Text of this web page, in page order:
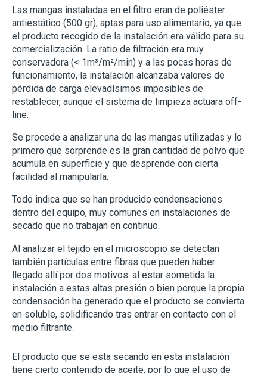
Las mangas instaladas en el filtro eran de poliéster
antiestático (500 gr), aptas para uso alimentario, ya que
el producto recogido de la instalación era válido para su
comercialización. La ratio de filtración era muy
conservadora (< 1m³/m²/min) y a las pocas horas de
funcionamiento, la instalación alcanzaba valores de
pérdida de carga elevadísimos imposibles de
restablecer, aunque el sistema de limpieza actuara off-
line.
Se procede a analizar una de las mangas utilizadas y lo
primero que sorprende es la gran cantidad de polvo que
acumula en superficie y que desprende con cierta
facilidad al manipularla.
Todo indica que se han producido condensaciones
dentro del equipo, muy comunes en instalaciones de
secado que no trabajan en continuo.
Al analizar el tejido en el microscopio se detectan
también partículas entre fibras que pueden haber
llegado allí por dos motivos: al estar sometida la
instalación a estas altas presión o bien porque la propia
condensación ha generado que el producto se convierta
en soluble, solidificando tras entrar en contacto con el
medio filtrante.
El producto que se esta secando en esta instalación
tiene cierto contenido de aceite, por lo que el uso de